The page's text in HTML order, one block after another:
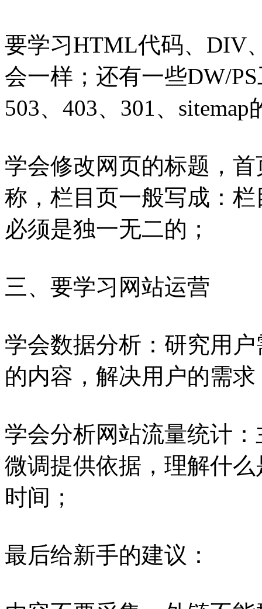
要学习HTML代码、DIV
会一样；还有一些DW/
503、403、301、sitemap
学会修改网页的标题，
称，栏目页一般写成：
必须是独一无二的；
三、要学习网站运营
学会数据分析：研究用
的内容，解决用户的需
学会分析网站流量统计
微调提供依据，理解什
时间；
最后给新手的建议：